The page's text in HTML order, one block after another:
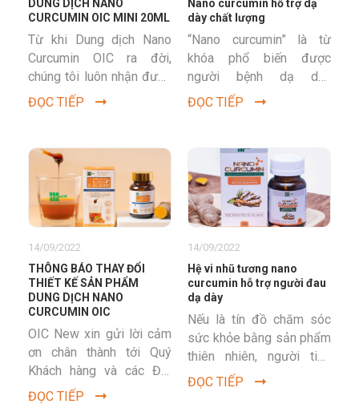
DUNG DỊCH NANO
CURCUMIN OIC MINI 20ML
Từ khi Dung dịch Nano
Curcumin OIC ra đời,
chúng tôi luôn nhận được
sự ủng hộ nhiệt tình và
phản hồi rất tốt từ...
ĐỌC TIẾP
Nano curcumin hỗ trợ dạ
dày chất lượng
“Nano curcumin” là từ
khóa phổ biến được
người bệnh dạ dày
thường xuyên tìm kiếm,
nhưng tiêu chuẩn nano
ĐỌC TIẾP
14/09/2022
THÔNG BÁO THAY ĐỔI
THIẾT KẾ SẢN PHẨM
DUNG DỊCH NANO
CURCUMIN OIC
OIC New xin gửi lời cảm
ơn chân thành tới Quý
Khách hàng và các Đối
tác đã tín nhiệm sản
phẩm Dung dịch Nano...
ĐỌC TIẾP
14/09/2022
Hệ vi nhũ tương nano
curcumin hỗ trợ người đau
dạ dày
Nếu là tín đồ chăm sóc
sức khỏe bằng sản phẩm
thiên nhiên, người tiêu
dùng không thể không
biết đến sản phẩm hỗ
ĐỌC TIẾP